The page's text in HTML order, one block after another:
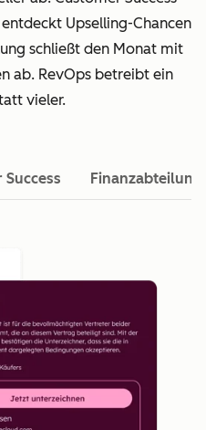
Upselling-Chancen
schließt den Monat mit
ab. RevOps betreibt ein
vieler.
Finanzabteilung